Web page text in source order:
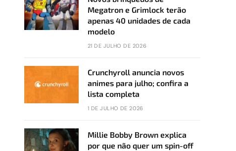
Megatron e Grimlock terão
apenas 40 unidades de cada
modelo
21 DE JULHO DE 2026
Crunchyroll anuncia novos
animes para julho; confira a
lista completa
1 DE JULHO DE 2026
Millie Bobby Brown explica
por que não quer um spin-off